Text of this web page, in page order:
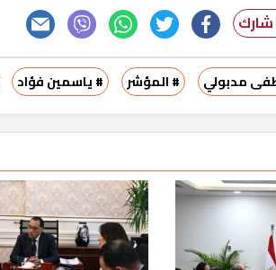
شارك
مدبولي # المؤشر # ياسمين فؤاد